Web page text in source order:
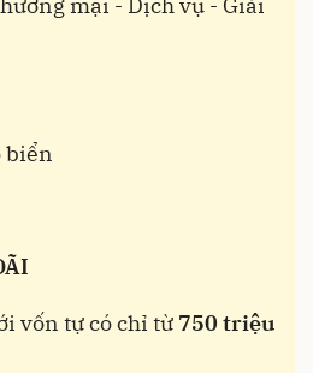
biển
vốn tự có chỉ từ 750 triệu